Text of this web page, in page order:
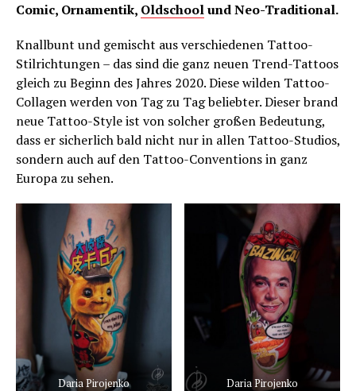
Comic, Ornamentik, Oldschoolund Neo-Traditional.
Knallbunt und gemischt aus verschiedenen Tattoo-
Stilrichtungen – das sind die ganz neuen Trend-Tattoos
gleich zu Beginn des Jahres 2020. Diese wilden Tattoo-
Collagen werden von Tag zu Tag beliebter. Dieser brand
neue Tattoo-Style ist von solcher großen Bedeutung,
dass er sicherlich bald nicht nur in allen Tattoo-Studios,
sondern auch auf den Tattoo-Conventions in ganz
Europa zu sehen.
Daria Pirojenko Daria Pirojenko